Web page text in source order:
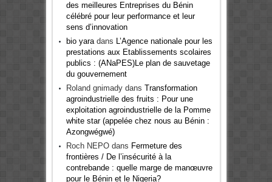
des meilleures Entreprises du Bénin
célébré pour leur performance et leur
sens d’innovation
bio yaradans L’Agence nationale pour les
prestations aux Etablissements scolaires
publics : (ANaPES)Le plan de sauvetage
du gouvernement
Roland gnimadydans Transformation
agroindustrielle des fruits : Pour une
exploitation agroindustrielle de la Pomme
white star (appelée chez nous au Bénin :
Azongwégwé)
Roch NEPOdans Fermeture des
frontières / De l’insécurité à la
contrebande : quelle marge de manœuvre
pour le Bénin et le Nigeria?